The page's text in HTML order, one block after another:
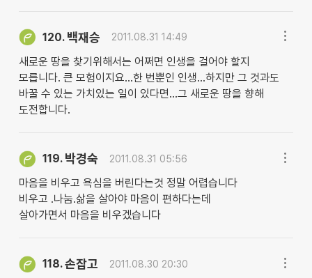
120. 백재승 2011.08.31 14:49
새로운 땅을 찾기위해서는 어쩌면 인생을 걸어야 할지
모릅니다. 큰 모험이지요...한 번뿐인 인생...하지만 그 것과도
바꿀 수 있는 가치있는 일이 있다면...그 새로운 땅을 향해
도전합니다.
119. 박경숙 2011.08.31 05:56
마음을 비우고 욕심을 버린다는것 정말 어렵습니다
비우고 .나눔.삶을 살아야 마음이 편하다는데
살아가면서 마음을 비우겠습니다
118.손잡고 2011.08.30 20:30